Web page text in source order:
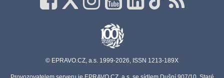
© EPRAVO.CZ, a.s. 1999-2026, ISSN 1213-189X